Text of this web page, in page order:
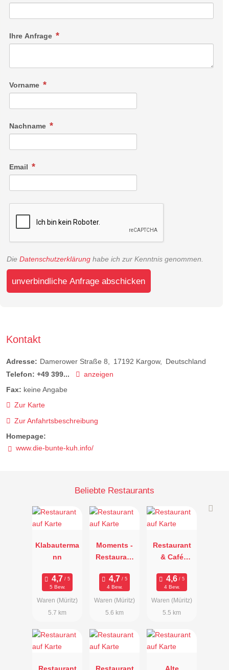
Ihre Anfrage
Vorname
Nachname
Email
Die Datenschutzerklärung habe ich zur Kenntnis genommen.
unverbindliche Anfrage abschicken
Kontakt
Adresse: Damerower Straße 8 17192 Kargow
Deutschland
Telefon: +49 399...
anzeigen
Fax: keine Angabe
Zur Karte
Zur Anfahrtsbeschreibung
Homepage:
www.die-bunte-kuh.info/
Beliebte Restaurants
Klabauterma
nn
5 Bew.
Waren (Müritz)
5.7 km
Moments -
Restaurant
4 Bew.
Waren (Müritz)
5.6 km
Restaurant
& Café
n"
4 Bew.
Waren (Müritz)
5.5 km
Restaurant Restaurant Alte